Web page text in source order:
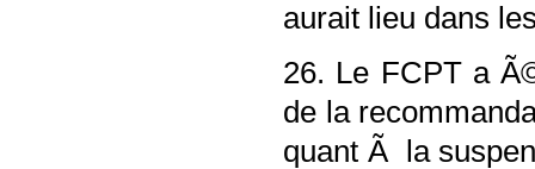
aurait lieu dans
26. Le FCPT a
de la
quant Ã la